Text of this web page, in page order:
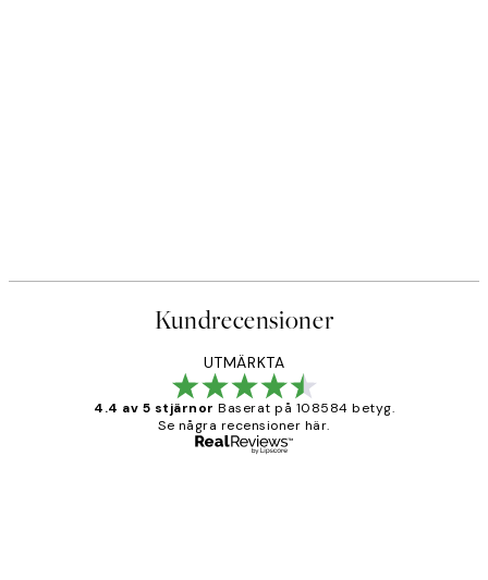
Kundrecensioner
UTMÄRKTA
4.4 av 5 stjärnor Baserat på 108584 betyg.
Se några recensioner här.